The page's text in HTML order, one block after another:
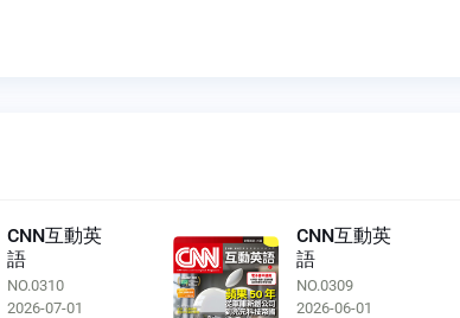
CNN互動英
語
NO.0310
2026-07-01
CNN互動英
語
NO.0309
2026-06-01